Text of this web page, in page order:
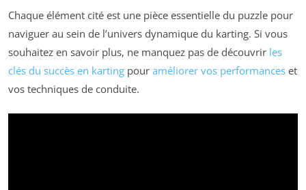
Chaque élément cité est une pièce essentielle du puzzle pour
naviguer au sein de l’univers dynamique du karting. Si vous
souhaitez en savoir plus, ne manquez pas de découvrir les
clés du succès en karting pour améliorer vos performances et
vos techniques de conduite.